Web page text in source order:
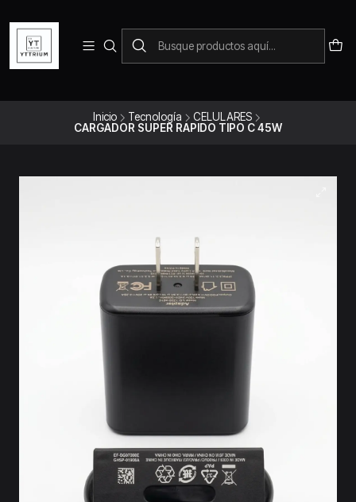
Para pedidos telefonicos puedes comunicarte con el wsap
+573228452138
Inicio Tecnología
CELULARES
CARGADOR SUPER RAPIDO TIPO C 45W